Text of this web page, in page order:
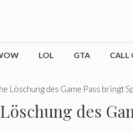
LOL GTA CALL
Löschung des Game Pass bringt
des